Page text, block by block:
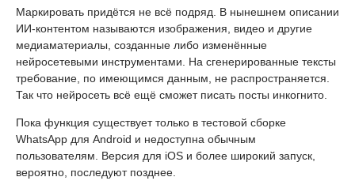
Маркировать придётся не всё подряд. В нынешнем описании
ИИ-контентом называются изображения, видео и другие
медиаматериалы, созданные либо изменённые
нейросетевыми инструментами. На сгенерированные тексты
требование, по имеющимся данным, не распространяется.
Так что нейросеть всё ещё сможет писать посты инкогнито.
Пока функция существует только в тестовой сборке
WhatsApp для Android и недоступна обычным
пользователям. Версия для iOS и более широкий запуск,
вероятно, последуют позднее.